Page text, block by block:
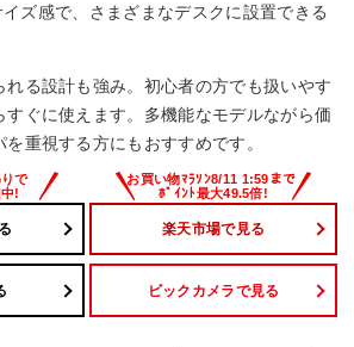
ズ感で、さまざまなデスクに設置できる
れる設計も強み。初心者の方でも扱いやす
すぐに使えます。多機能なモデルながら価
重視する方にもおすすめです。
楽天市場で見る
ビックカメラで見る